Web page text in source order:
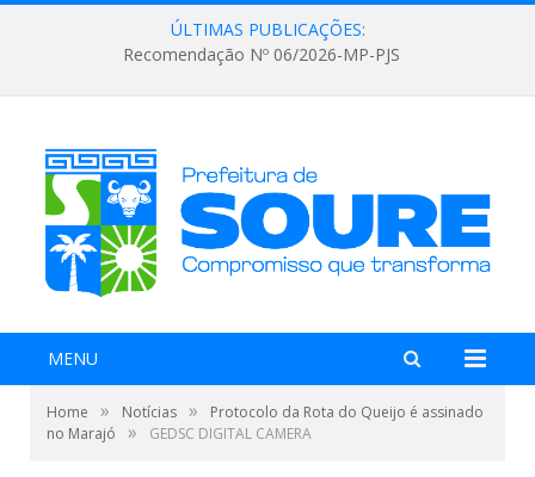
ÚLTIMAS PUBLICAÇÕES:
Recomendação Nº 06/2026-MP-PJS
MENU
Home » Notícias »
Protocolo da Rota do Queijo é assinado
no Marajó
» GEDSC DIGITAL CAMERA